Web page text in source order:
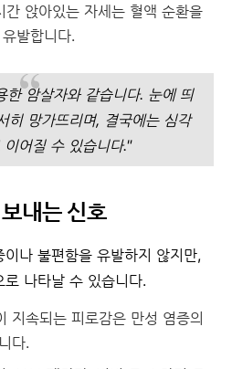
간 앉아있는 자세는 혈액 순환을
발합니다.
한 암살자와 같습니다. 눈에 띄
히 망가뜨리며, 결국에는 심각
이어질 수 있습니다."
내는 신호
나 불편함을 유발하지 않지만,
나타날 수 있습니다.
지속되는 피로감은 만성 염증의
다.